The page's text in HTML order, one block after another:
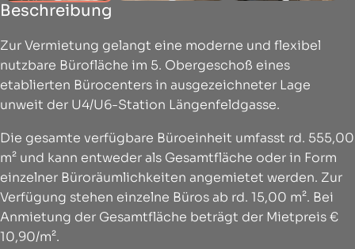
Beschreibung
Zur Vermietung gelangt eine moderne und flexibel
nutzbare Bürofläche im 5. Obergeschoß eines
etablierten Bürocenters in ausgezeichneter Lage
unweit der U4/U6-Station Längenfeldgasse.
Die gesamte verfügbare Büroeinheit umfasst rd. 555,00
m² und kann entweder als Gesamtfläche oder in Form
einzelner Büroräumlichkeiten angemietet werden. Zur
Verfügung stehen einzelne Büros ab rd. 15,00 m². Bei
Anmietung der Gesamtfläche beträgt der Mietpreis €
10,90/m².